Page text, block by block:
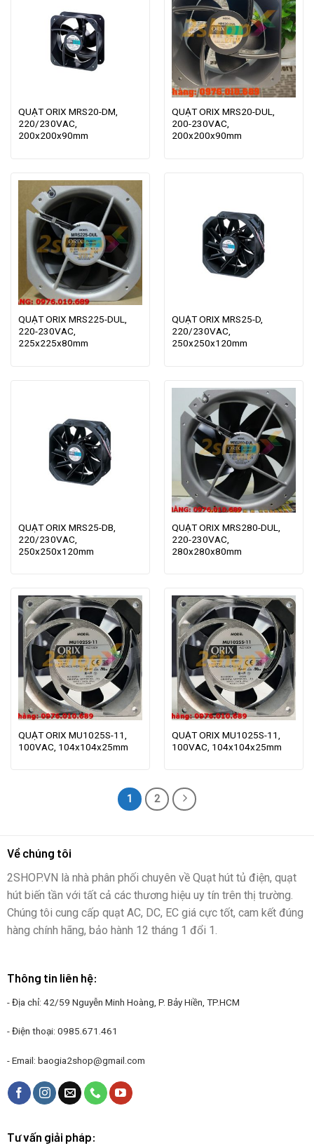
QUẠT ORIX MRS20-DM,
220/230VAC,
200x200x90mm
QUẠT ORIX MRS20-DUL,
200-230VAC,
200x200x90mm
QUẠT ORIX MRS225-DUL,
220-230VAC,
225x225x80mm
QUẠT ORIX MRS25-D,
220/230VAC,
250x250x120mm
QUẠT ORIX MRS25-DB,
220/230VAC,
250x250x120mm
QUẠT ORIX MRS280-DUL,
220-230VAC,
280x280x80mm
QUẠT ORIX MU1025S-11,
100VAC, 104x104x25mm
QUẠT ORIX MU1025S-11,
100VAC, 104x104x25mm
1 2
Về chúng tôi
2SHOP.VN là nhà phân phối chuyên về Quạt hút tủ điện, quạt
hút biến tần với tất cả các thương hiệu uy tín trên thị trường.
Chúng tôi cung cấp quạt AC, DC, EC giá cực tốt, cam kết đúng
hàng chính hãng, bảo hành 12 tháng 1 đổi 1.
Thông tin liên hệ:
- Địa chỉ: 42/59 Nguyễn Minh Hoàng, P. Bảy Hiền, TP.HCM
- Điện thoại: 0985.671.461
- Email: baogia2shop@gmail.com
Tư vấn giải pháp: